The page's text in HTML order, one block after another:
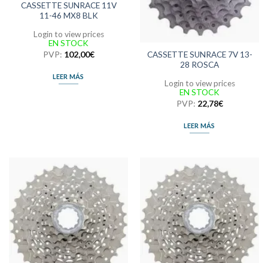
CASSETTE SUNRACE 11V
11-46 MX8 BLK
Login to view prices
EN STOCK
PVP: 102,00€
LEER MÁS
CASSETTE SUNRACE 7V 13-
28 ROSCA
Login to view prices
EN STOCK
PVP: 22,78€
LEER MÁS